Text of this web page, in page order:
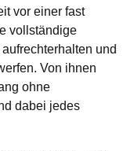
vor einer fast
vollständige
und
Von ihnen
ohne
dabei jedes